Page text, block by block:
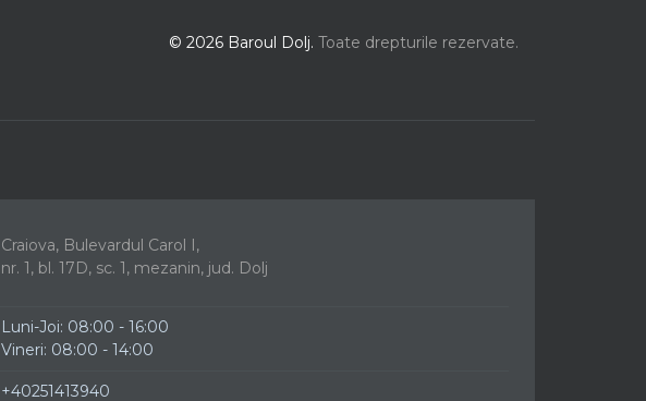
© 2026 Baroul Dolj. Toate drepturile rezervate.
Craiova, Bulevardul Carol I,
nr. 1, bl. 17D, sc. 1, mezanin, jud. Dolj
Luni-Joi: 08:00 - 16:00
Vineri: 08:00 - 14:00
+40251413940